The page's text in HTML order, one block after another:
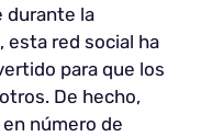
durante la
esta red social ha
para que los
De hecho,
número de